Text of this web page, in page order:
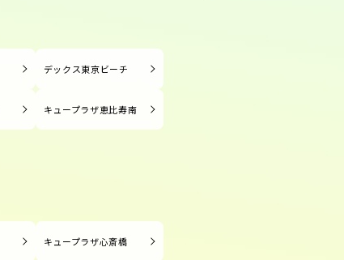
デックス東京ビーチ
キュープラザ恵比寿南
キュープラザ心斎橋